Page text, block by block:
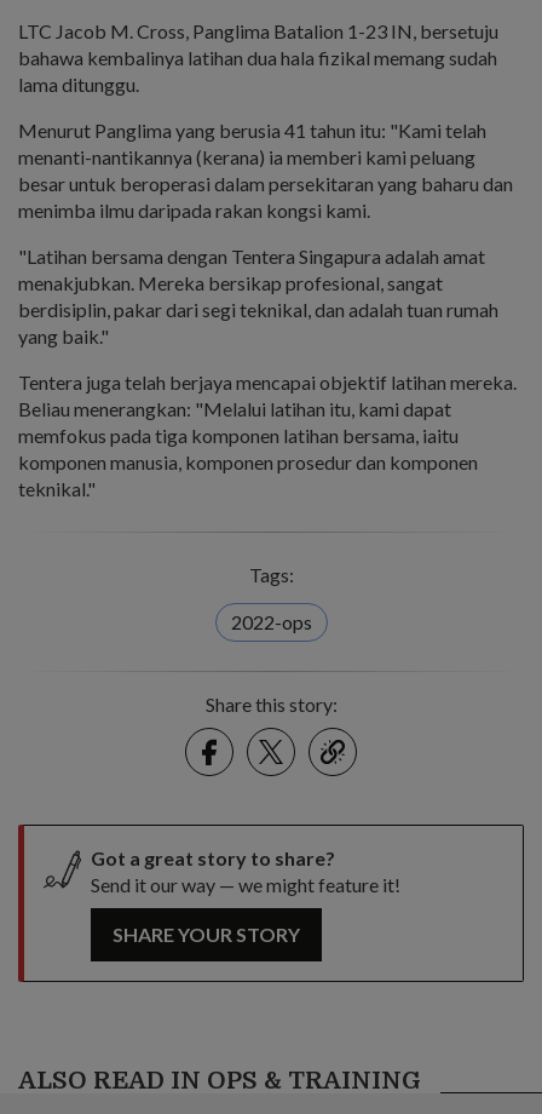
LTC Jacob M. Cross, Panglima Batalion 1-23 IN, bersetuju
bahawa kembalinya latihan dua hala fizikal memang sudah
lama ditunggu.
Menurut Panglima yang berusia 41 tahun itu: "Kami telah
menanti-nantikannya (kerana) ia memberi kami peluang
besar untuk beroperasi dalam persekitaran yang baharu dan
menimba ilmu daripada rakan kongsi kami.
"Latihan bersama dengan Tentera Singapura adalah amat
menakjubkan. Mereka bersikap profesional, sangat
berdisiplin, pakar dari segi teknikal, dan adalah tuan rumah
yang baik."
Tentera juga telah berjaya mencapai objektif latihan mereka.
Beliau menerangkan: "Melalui latihan itu, kami dapat
memfokus pada tiga komponen latihan bersama, iaitu
komponen manusia, komponen prosedur dan komponen
teknikal."
Tags:
2022-ops
Share this story:
FacebookTwitter
link
Got a great story to share?
Send it our way — we might feature it!
SHARE YOUR STORY
ALSO READ IN OPS & TRAINING